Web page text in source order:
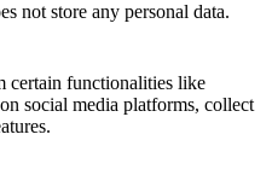
not store any personal data.
certain functionalities like
social media platforms, collect